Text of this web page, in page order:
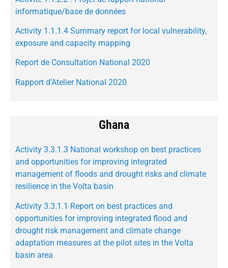
informatique/base de données
Activity 1.1.1.4 Summary report for local vulnerability,
exposure and capacity mapping
Report de Consultation National 2020
Rapport d’Atelier National 2020
Ghana
Activity 3.3.1.3 National workshop on best practices
and opportunities for improving integrated
management of floods and drought risks and climate
resilience in the Volta basin
Activity 3.3.1.1 Report on best practices and
opportunities for improving integrated flood and
drought risk management and climate change
adaptation measures at the pilot sites in the Volta
basin area